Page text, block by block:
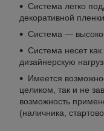
Система легко
декоративной
Система —
Система несет
дизайнерскую
Имеется
целиком, так и не
возможность
(наличника,